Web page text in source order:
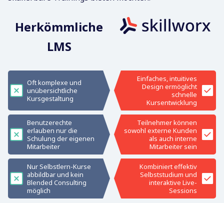
Herkömmliche
LMS
Oft komplexe und
unübersichtliche
Kursgestaltung
Einfaches, intuitives
Design ermöglicht
schnelle
Kursentwicklung
Benutzerechte
erlauben nur die
Schulung der eigenen
Mitarbeiter
Teilnehmer können
sowohl externe Kunden
als auch interne
Mitarbeiter sein
Nur Selbstlern-Kurse
abbildbar und kein
Blended Consulting
möglich
Kombiniert effektiv
Selbststudium und
interaktive Live-
Sessions